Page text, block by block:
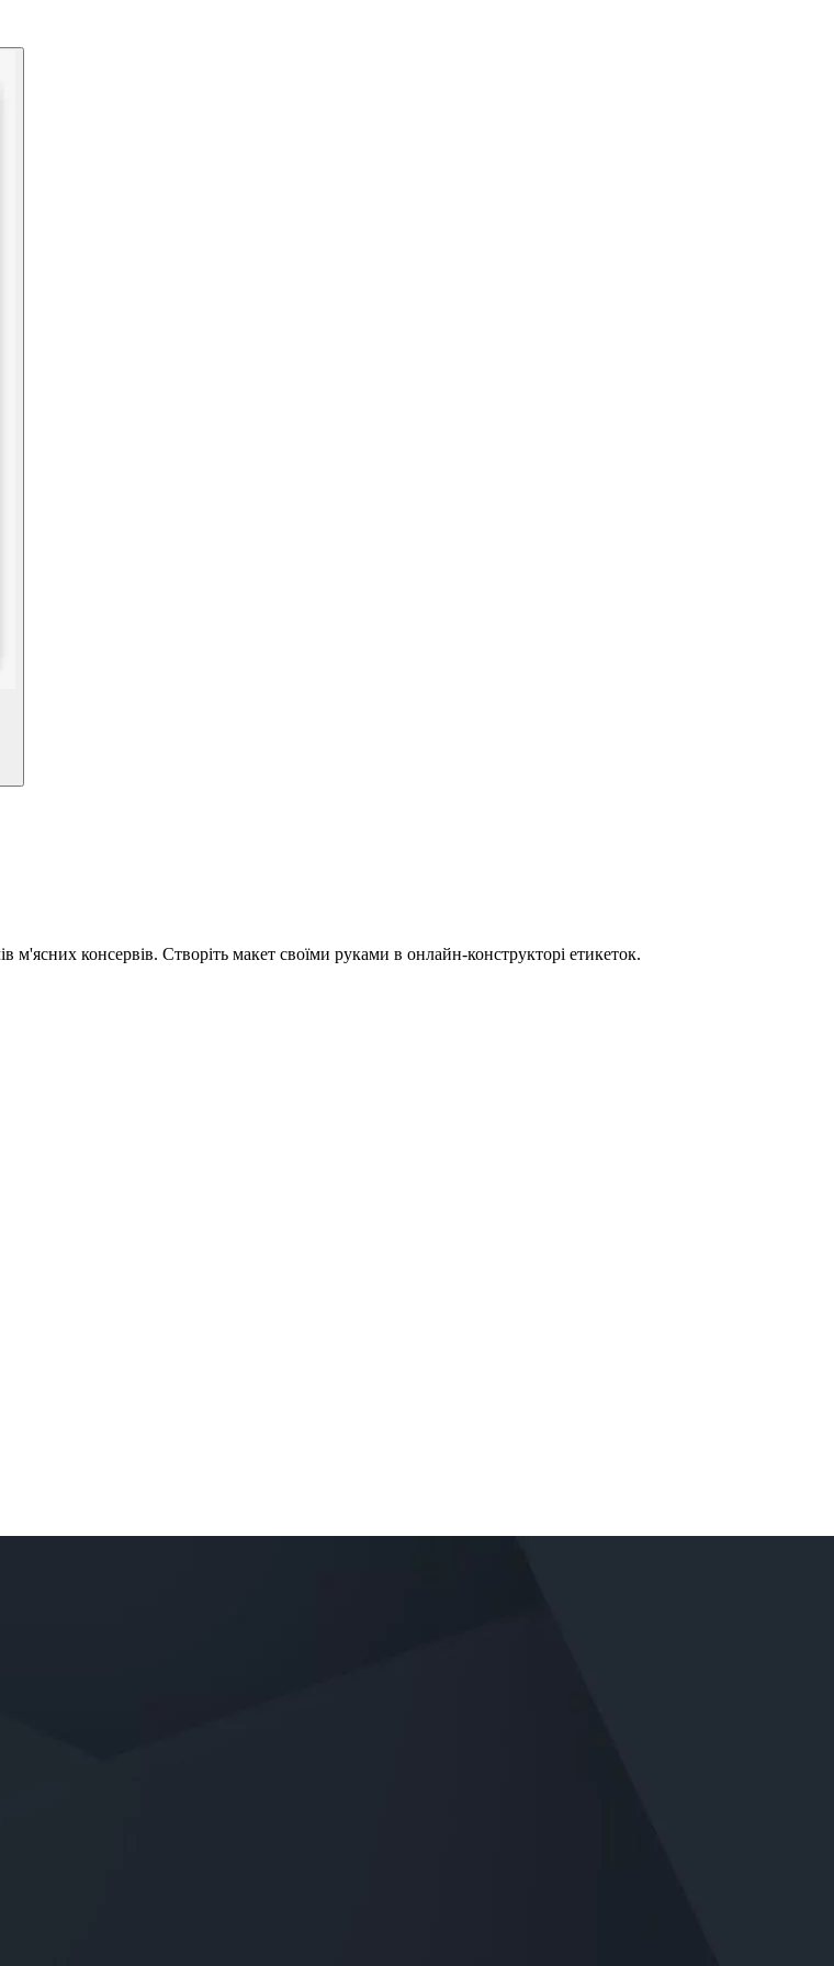
консервів. Створіть макет своїми руками в онлайн-конструкторі етикеток.